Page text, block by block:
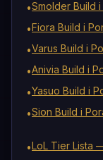
•Smolder Build
•Fiora Build i
•Varus Build i
•Anivia Build i
•Yasuo Build i
•Sion Build i
•LoL Tier Lista